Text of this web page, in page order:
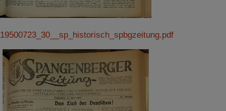
19500723_30__sp_historisch_spbgzeitung.pdf